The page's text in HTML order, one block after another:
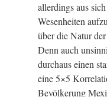
allerdings aus
Wesenheiten
über die Natur
Denn auch
durchaus einen
eine 5×5
Bevölkerung